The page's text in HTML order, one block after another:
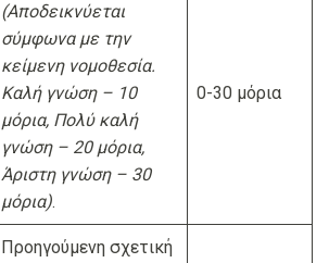
(Αποδεικνύεται
σύμφωνα με την
κείμενη νομοθεσία.
Καλή γνώση – 10
μόρια, Πολύ καλή
γνώση – 20 μόρια,
Άριστη γνώση – 30
μόρια).
0-30 μόρια
Προηγούμενη σχετική